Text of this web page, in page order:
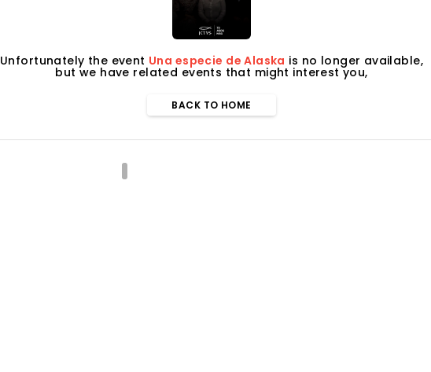
Unfortunately the event Una especie de Alaska is no longer available,
but we have related events that might interest you,
BACK TO HOME